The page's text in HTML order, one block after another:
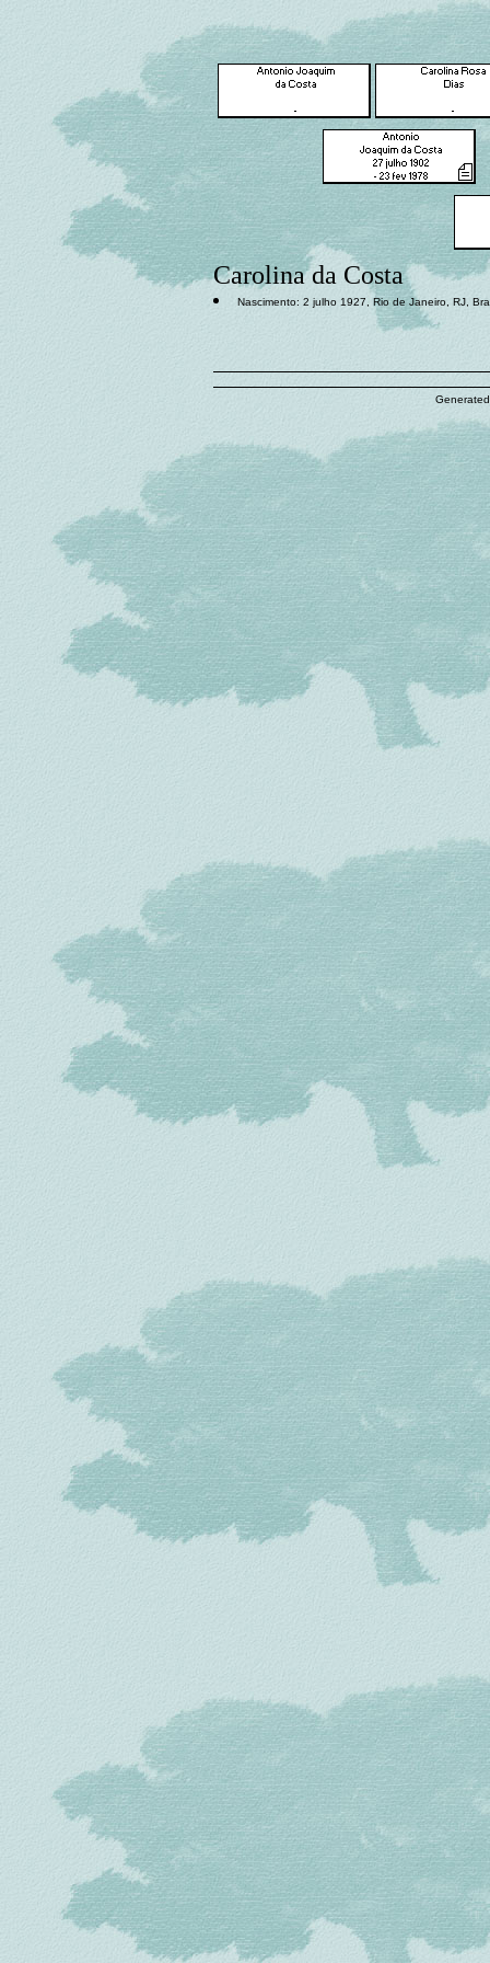
Carolina da Costa
Nascimento: 2 julho 1927, Rio de Janeiro, RJ,